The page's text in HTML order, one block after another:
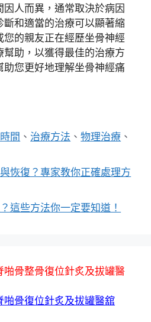
人而異，通常取決於病因
和適當的治療可以顯著縮
的親友正在經歷坐骨神經
助，以獲得最佳的治療方
您更好地理解坐骨神經痛
間 、 治療方法 、物理治療 、
恢復？專家教你正確處理方
這些方法你一定要知道！
啪骨整骨復位針炙及拔罐醫
啪骨復位針炙及拔罐醫舘